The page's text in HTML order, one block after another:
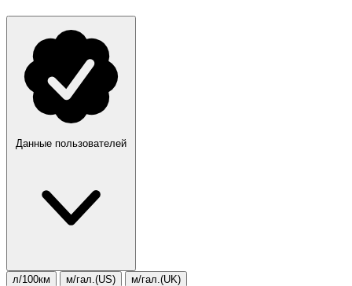
Данные пользователей
л/100км м/гал.(US) м/гал.(UK)